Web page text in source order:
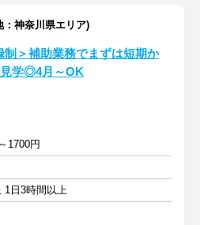
：神奈川県エリア)
制＞補助業務でまずは短期か
学◎4月～OK
1700円
1日3時間以上